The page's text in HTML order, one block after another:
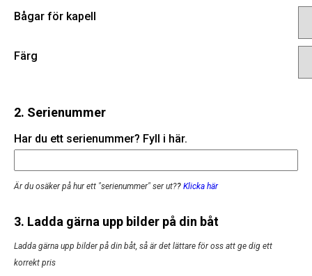
Bågar för kapell
Färg
2. Serienummer
Har du ett serienummer? Fyll i här.
Är du osäker på hur ett "serienummer" ser ut?? Klicka här
3. Ladda gärna upp bilder på din båt
Ladda gärna upp bilder på din båt, så är det lättare för oss att ge dig ett
korrekt pris